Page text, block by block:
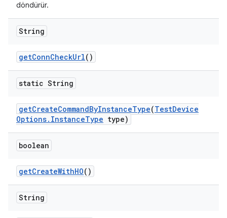
döndürür.
String
getConnCheckUrl()
static String
getCreateCommandByInstanceType(TestDevice
Options. InstanceType type)
boolean
getCreateWithHO()
String